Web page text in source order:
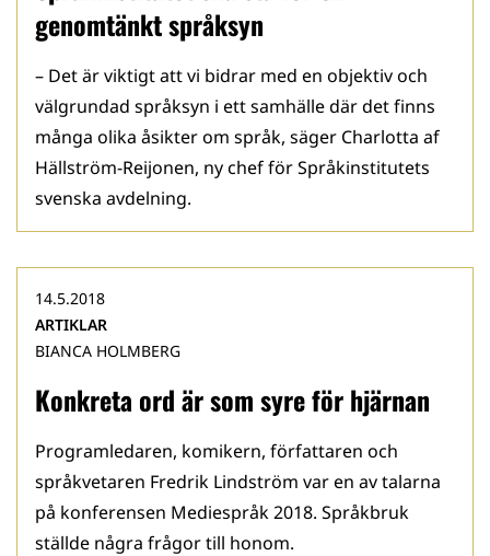
genomtänkt språksyn
– Det är viktigt att vi bidrar med en objektiv och
välgrundad språksyn i ett samhälle där det finns
många olika åsikter om språk, säger Charlotta af
Hällström-Reijonen, ny chef för Språkinstitutets
svenska avdelning.
Konkreta ord är som syre för hjärnan
14.5.2018
ARTIKLAR
BIANCA HOLMBERG
Programledaren, komikern, författaren och
språkvetaren Fredrik Lindström var en av talarna
på konferensen Mediespråk 2018. Språkbruk
ställde några frågor till honom.